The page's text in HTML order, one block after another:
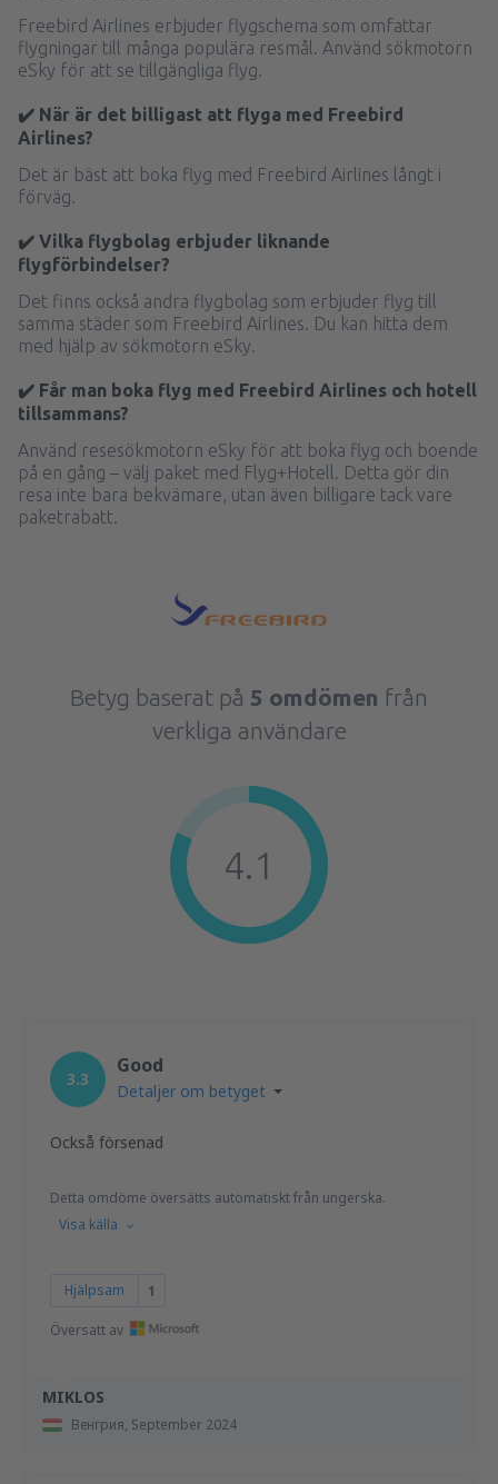
Freebird Airlines erbjuder flygschema som omfattar
flygningar till många populära resmål. Använd sökmotorn
eSky för att se tillgängliga flyg.
✔️ När är det billigast att flyga med Freebird
Airlines?
Det är bäst att boka flyg med Freebird Airlines långt i
förväg.
✔️ Vilka flygbolag erbjuder liknande
flygförbindelser?
Det finns också andra flygbolag som erbjuder flyg till
samma städer som Freebird Airlines. Du kan hitta dem
med hjälp av sökmotorn eSky.
✔️ Får man boka flyg med Freebird Airlines och hotell
tillsammans?
Använd resesökmotorn eSky för att boka flyg och boende
på en gång – välj paket med Flyg+Hotell. Detta gör din
resa inte bara bekvämare, utan även billigare tack vare
paketrabatt.
Betyg baserat på 5 omdömen från
verkliga användare
4.1
MIKLOS
Венгрия, September 2024
3.3
Good
Detaljer om betyget
Också försenad
Detta omdöme översätts automatiskt från ungerska.
Visa källa
Hjälpsam 1
Översatt av